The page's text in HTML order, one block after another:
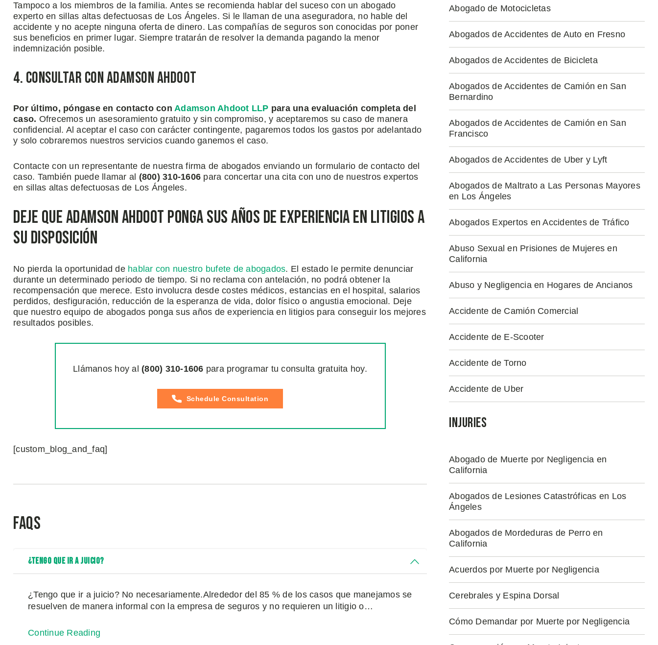
Tampoco a los miembros de la familia. Antes se recomienda hablar del suceso con un abogado
experto en sillas altas defectuosas de Los Ángeles. Si le llaman de una aseguradora, no hable del
accidente y no acepte ninguna oferta de dinero. Las compañías de seguros son conocidas por poner
sus beneficios en primer lugar. Siempre tratarán de resolver la demanda pagando la menor
indemnización posible.
4. Consultar con Adamson Ahdoot
Por último, póngase en contacto con Adamson Ahdoot LLP para una evaluación completa del
caso. Ofrecemos un asesoramiento gratuito y sin compromiso, y aceptaremos su caso de manera
confidencial. Al aceptar el caso con carácter contingente, pagaremos todos los gastos por adelantado
y solo cobraremos nuestros servicios cuando ganemos el caso.
Contacte con un representante de nuestra firma de abogados enviando un formulario de contacto del
caso. También puede llamar al (800) 310-1606 para concertar una cita con uno de nuestros expertos
en sillas altas defectuosas de Los Ángeles.
Deje que Adamson Ahdoot Ponga sus Años de Experiencia en Litigios a
su Disposición
No pierda la oportunidad de hablar con nuestro bufete de abogados. El estado le permite denunciar
durante un determinado periodo de tiempo. Si no reclama con antelación, no podrá obtener la
recompensación que merece. Esto involucra desde costes médicos, estancias en el hospital, salarios
perdidos, desfiguración, reducción de la esperanza de vida, dolor físico o angustia emocional. Deje
que nuestro equipo de abogados ponga sus años de experiencia en litigios para conseguir los mejores
resultados posibles.
Llámanos hoy al (800) 310-1606 para programar tu consulta gratuita hoy.
Schedule Consultation
[custom_blog_and_faq]
FAQs
¿Tengo Que Ir a Juicio?
¿Tengo que ir a juicio? No necesariamente.Alrededor del 85 % de los casos que manejamos se
resuelven de manera informal con la empresa de seguros y no requieren un litigio o…
Continue Reading
Abogado de Motocicletas
Abogados de Accidentes de Auto en Fresno
Abogados de Accidentes de Bicicleta
Abogados de Accidentes de Camión en San
Bernardino
Abogados de Accidentes de Camión en San
Francisco
Abogados de Accidentes de Uber y Lyft
Abogados de Maltrato a Las Personas Mayores
en Los Ángeles
Abogados Expertos en Accidentes de Tráfico
Abuso Sexual en Prisiones de Mujeres en
California
Abuso y Negligencia en Hogares de Ancianos
Accidente de Camión Comercial
Accidente de E-Scooter
Accidente de Torno
Accidente de Uber
Injuries
Abogado de Muerte por Negligencia en
California
Abogados de Lesiones Catastróficas en Los
Ángeles
Abogados de Mordeduras de Perro en
California
Acuerdos por Muerte por Negligencia
Cerebrales y Espina Dorsal
Cómo Demandar por Muerte por Negligencia